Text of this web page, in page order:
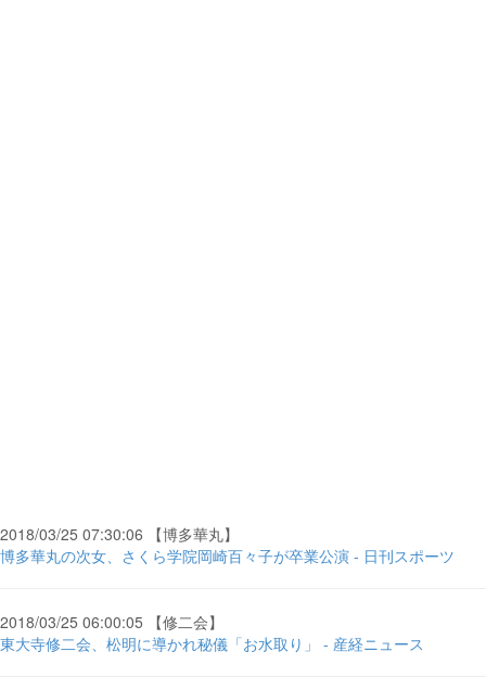
2018/03/25 07:30:06 【博多華丸】
博多華丸の次女、さくら学院岡崎百々子が卒業公演 - 日刊スポーツ
2018/03/25 06:00:05 【修二会】
東大寺修二会、松明に導かれ秘儀「お水取り」 - 産経ニュース